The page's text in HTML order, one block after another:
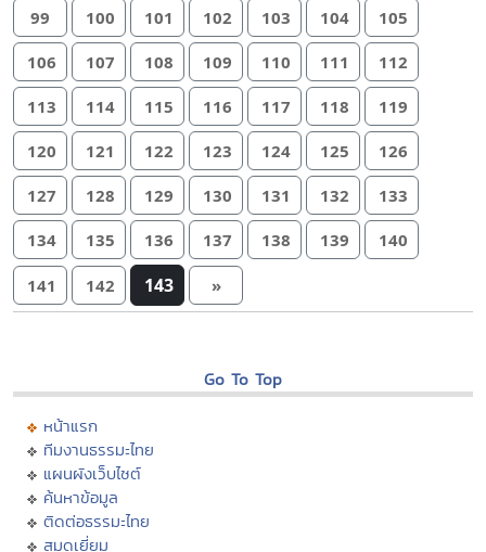
99 100 101 102 103 104 105
106 107 108 109 110 111 112
113 114 115 116 117 118 119
120 121 122 123 124 125 126
127 128 129 130 131 132 133
134 135 136 137 138 139 140
141 142 143 »
Go To Top
หน้าแรก
ทีมงานธรรมะไทย
แผนผังเว็บไซต์
ค้นหาข้อมูล
ติดต่อธรรมะไทย
สมุดเยี่ยม